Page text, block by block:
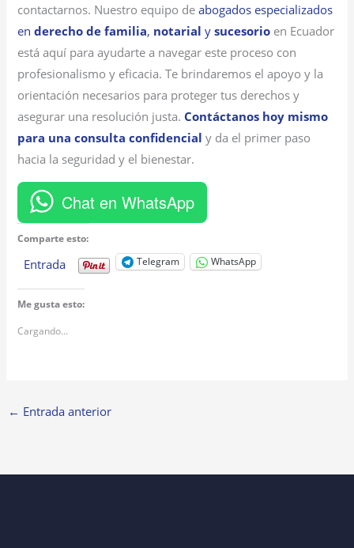
contactarnos. Nuestro equipo deabogados especializados
enderecho de familia, notarial ysucesorio en Ecuador
está aquí para ayudarte a navegar este proceso con
profesionalismo y eficacia. Te brindaremos el apoyo y la
orientación necesarios para proteger tus derechos y
asegurar una resolución justa. Contáctanos hoy mismo
para una consulta confidencial y da el primer paso
hacia la seguridad y el bienestar.
Chat en WhatsApp
Comparte esto:
Entrada Telegram WhatsApp
Me gusta esto:
Cargando...
← Entrada anterior